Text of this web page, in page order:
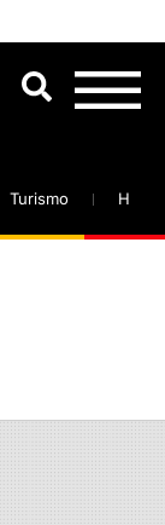
Turismo Hotéis